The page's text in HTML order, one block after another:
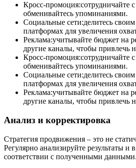
Кросс-промоция:сотрудничайте
обменивайтесь упоминаниями.
Социальные сети:делитесь
платформах для увеличения
Реклама:учитывайте бюджет на
другие каналы, чтобы привлечь
Кросс-промоция:сотрудничайте
обменивайтесь упоминаниями.
Социальные сети:делитесь
платформах для увеличения
Реклама:учитывайте бюджет на
другие каналы, чтобы привлечь
Анализ и корректировка
Стратегия продвижения – это не
Регулярно анализируйте результаты и
соответствии с полученными данными.